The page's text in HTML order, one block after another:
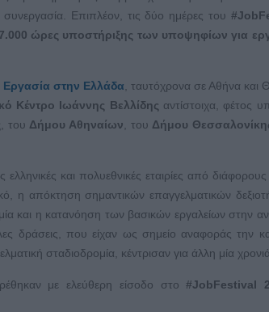
Επιπλέον, τις δύο ημέρες του
ώρες υποστήριξης των υποψηφίων για
Εργασία στην Ελλάδα, ταυτόχρονα σε Αθήνα και
Κέντρο Ιωάννης Βελλίδης αντίστοιχα, φέτος
, του Δήμου Αθηναίων, του Δήμου
ελληνικές και πολυεθνικές εταιρίες από
η απόκτηση σημαντικών επαγγελματικών
και η κατανόηση των βασικών εργαλείων στην
δράσεις, που είχαν ως σημείο αναφοράς την
σταδιοδρομία, κέντρισαν για άλλη μία
με ελεύθερη είσοδο στο#JobFestival